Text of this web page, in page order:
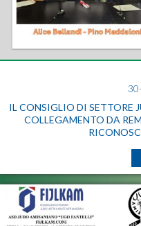
IL CONSIGLIO DI SETTORE
COLLEGAMENTO DA